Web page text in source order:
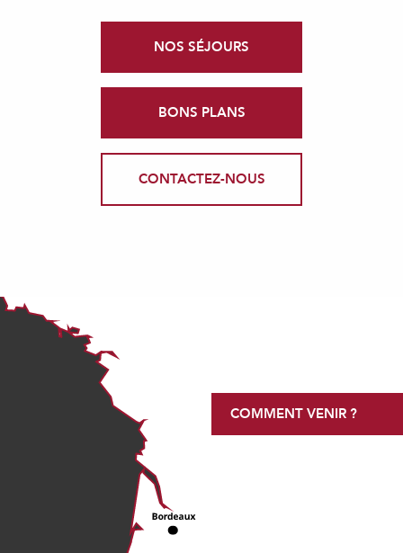
NOS SÉJOURS
BONS PLANS
CONTACTEZ-NOUS
COMMENT VENIR ?